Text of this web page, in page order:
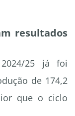
resultados
25 já foi
de 174,2
que o ciclo